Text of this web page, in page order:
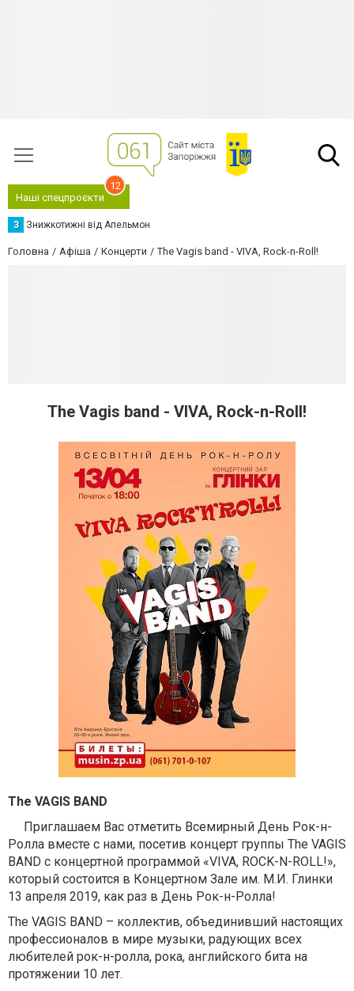
Наші спецпроєкти
12
З Знижкотижні від Апельмон
Головна Афіша Концерти The Vagis band - VIVA, Rock-n-Roll!
The Vagis band - VIVA, Rock-n-Roll!
The VAGIS BAND
Приглашаем Вас отметить Всемирный День Рок-н-
Ролла вместе с нами, посетив концерт группы The VAGIS
BAND с концертной программой «VIVA, ROCK-N-ROLL!»,
который состоится в Концертном Зале им. М.И. Глинки
13 апреля 2019, как раз в День Рок-н-Ролла!
The VAGIS BAND – коллектив, объединивший настоящих
профессионалов в мире музыки, радующих всех
любителей рок-н-ролла, рока, английского бита на
протяжении 10 лет.